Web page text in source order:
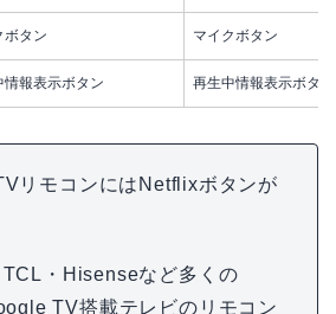
ボタン マイクボタン
情報表示ボタン 再生中情報表示ボタン
リモコンにはNetflixボタンが
・Hisenseなど多くの
TV搭載テレビのリモコン